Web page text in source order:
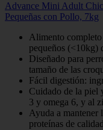
Advance Mini Adult
Pequeñas con Pollo, 7kg
Alimento
pequeños (<10kg)
Diseñado para
tamaño de las
Fácil digestión:
Cuidado de la piel
3 y omega 6, y al
Ayuda a mantener
proteínas de calidad